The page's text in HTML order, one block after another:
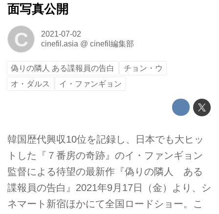
面写真公開
C
2021-07-02
cinefil.asia @ cinefil編集部
偽りの隣人 ある諜報員の告白
チョン・ウ
オ・ダルス
イ・ファンギョン
韓国歴代興収10位を記録し、日本でも大ヒッ
トした『７番房の奇跡』のイ・ファンギョン
監督による待望の最新作『偽りの隣人 ある
諜報員の告白』2021年9月17日（金）より、シ
ネマート新宿ほかにて全国ロードショー。こ